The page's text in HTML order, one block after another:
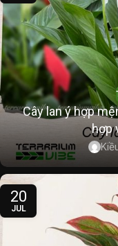
Cây lan ý hợp
hợp
20
JUL